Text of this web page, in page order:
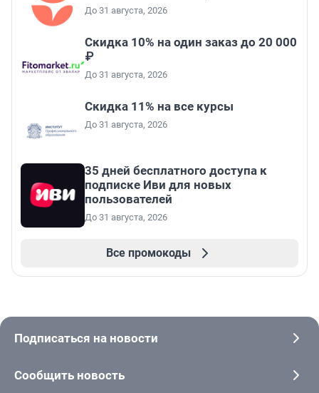
До 31 августа, 2026
Скидка 10% на один заказ до 20 000
₽
До 31 августа, 2026
Скидка 11% на все курсы
До 31 августа, 2026
35 дней бесплатного доступа к
подписке Иви для новых
пользователей
До 31 августа, 2026
Все промокоды
Подписаться на новости
Сообщить новость